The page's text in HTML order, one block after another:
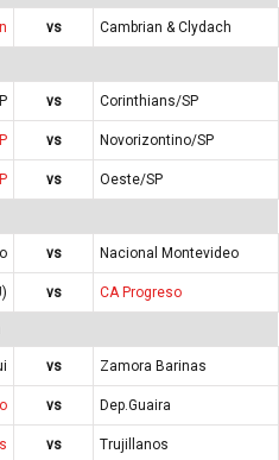
vs Cambrian & Clydach
vs
Corinthians/SP
vs
Novorizontino/SP
vs Oeste/SP
vs
Nacional Montevideo
vs CA Progreso
vs
Zamora Barinas
vs
Dep.Guaira
vs Trujillanos